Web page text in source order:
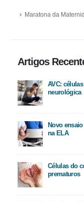
Maratona da
Artigos
AVC:
neurológica
Novo
na ELA
Células do
prematuros